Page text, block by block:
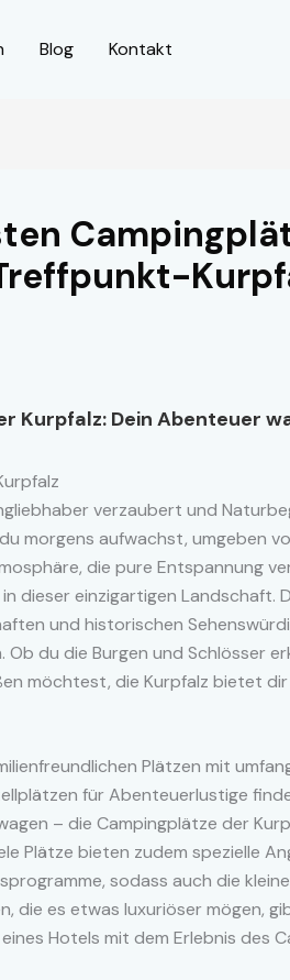
Blog Kontakt
Kurpfalz: Dein Abenteuer
verzaubert und
morgens aufwachst, umgeben
die pure Entspannung
dieser einzigartigen Landschaft.
und historischen
du die Burgen und Schlösser
möchtest, die Kurpfalz bietet dir
Plätzen mit
für Abenteuerlustige
– die Campingplätze der
Plätze bieten zudem spezielle
sodass auch die
die es etwas luxuriöser mögen,
Hotels mit dem Erlebnis des